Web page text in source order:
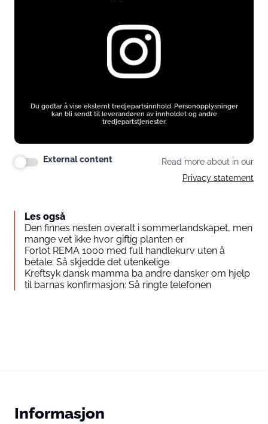
Du godtar å vise eksternt tredjepartsinnhold. Personopplysninger
kan bli sendt til leverandøren av innholdet og andre
tredjepartstjenester.
External content
Read more about in our
Privacy statement
Les også
Den finnes nesten overalt i sommerlandskapet, men
mange vet ikke hvor giftig planten er
Forlot REMA 1000 med full handlekurv uten å
betale: Så skjedde det utenkelige
Kreftsyk dansk mamma ba andre dansker om hjelp
til barnas konfirmasjon: Så ringte telefonen
Informasjon